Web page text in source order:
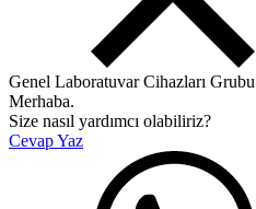
Genel Laboratuvar Cihazları Grubu
Merhaba.
Size nasıl yardımcı olabiliriz?
Cevap Yaz